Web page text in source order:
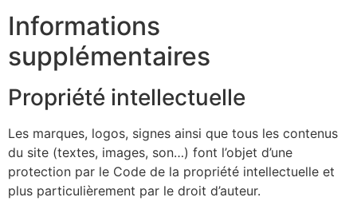
Informations
supplémentaires
Propriété intellectuelle
Les marques, logos, signes ainsi que tous les contenus
du site (textes, images, son…) font l’objet d’une
protection par le Code de la propriété intellectuelle et
plus particulièrement par le droit d’auteur.